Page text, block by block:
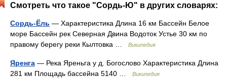
Смотреть что такое "Сордь-Ю" в других словарях:
Сордь-Ёль — Характеристика Длина 16 км Бассейн Белое
море Бассейн рек Северная Двина Водоток Устье 30 км по
правому берегу реки Кылтовка …
Википедия
Яренга — Река Яреньга у д. Богослово Характеристика Длина
281 км Площадь бассейна 5140 …
Википедия